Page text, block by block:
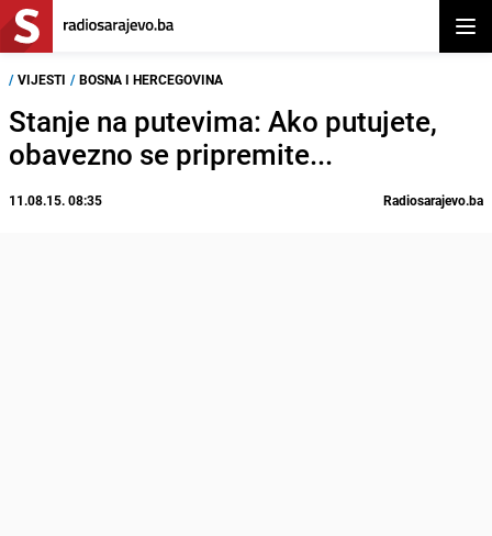
/ VIJESTI / BOSNA I HERCEGOVINA
Stanje na putevima: Ako putujete,
obavezno se pripremite...
11.08.15. 08:35 Radiosarajevo.ba